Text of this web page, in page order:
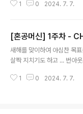
과 타깃(정답)을 알고 있을
한다.→ ① 지도학습 2. 훈련
만들어져 전체 데이터를 대
고 부르나요?- 훈련 세트와
우 편향을 보인다.→ ④ 샘플
1 0 2024. 7. 7.
[혼공머신] 1주차 -
새해를 맞이하여 야심찬 목
살짝 지치기도 하고 ... 번아
했다 !!! 그리고, 정말 고맙게
1 0 2024. 7. 7.